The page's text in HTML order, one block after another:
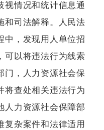
视情况和统计信息通
和司法解释。人民法
中，发现用人单位招
可以将违法行为线索
门，人力资源社会保
将查处相关违法行为
人力资源社会保障部
复杂案件和法律适用